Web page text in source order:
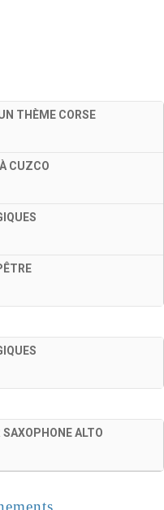
THÈME CORSE
CUZCO
ALTO